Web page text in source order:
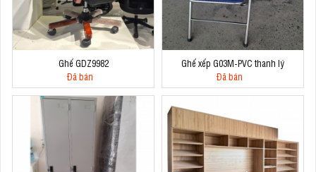
Ghế GDZ9982
Đã bán
Ghế xếp G03M-PVC thanh lý
Đã bán